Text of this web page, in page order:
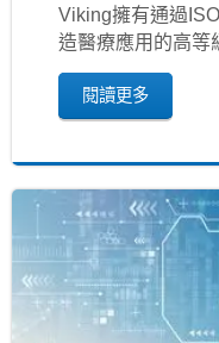
Viking擁有通過
造醫療應用的高等
閱讀更多